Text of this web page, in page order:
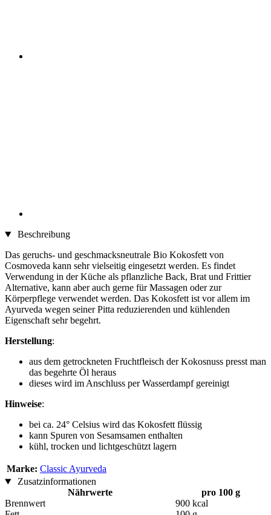
Beschreibung
Das geruchs- und geschmacksneutrale Bio Kokosfett von
Cosmoveda kann sehr vielseitig eingesetzt werden. Es findet
Verwendung in der Küche als pflanzliche Back, Brat und Frittier
Alternative, kann aber auch gerne für Massagen oder zur
Körperpflege verwendet werden. Das Kokosfett ist vor allem im
Ayurveda wegen seiner Pitta reduzierenden und kühlenden
Eigenschaft sehr begehrt.
Herstellung:
aus dem getrockneten Fruchtfleisch der Kokosnuss presst man
das begehrte Öl heraus
dieses wird im Anschluss per Wasserdampf gereinigt
Hinweise:
bei ca. 24° Celsius wird das Kokosfett flüssig
kann Spuren von Sesamsamen enthalten
kühl, trocken und lichtgeschützt lagern
Marke: Classic Ayurveda
Zusatzinformationen
Nährwerte
pro 100 g
Brennwert
900 kcal